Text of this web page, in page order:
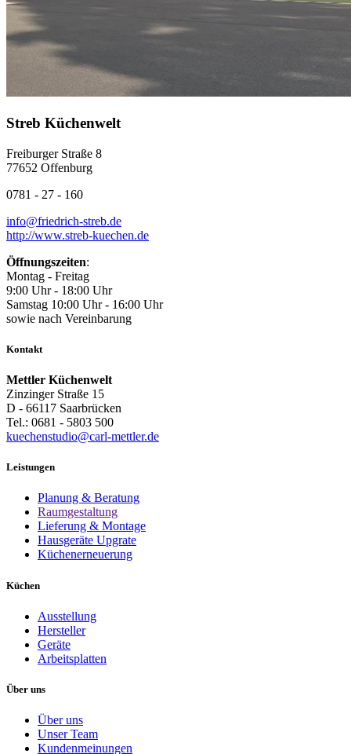
Streb Küchenwelt
Freiburger Straße 8
77652 Offenburg
0781 - 27 - 160
info@friedrich-streb.de
http://www.streb-kuechen.de
Öffnungszeiten:
Montag - Freitag
9:00 Uhr - 18:00 Uhr
Samstag 10:00 Uhr - 16:00 Uhr
sowie nach Vereinbarung
Kontakt
Mettler Küchenwelt
Zinzinger Straße 15
D - 66117 Saarbrücken
Tel.: 0681 - 5803 500
kuechenstudio@carl-mettler.de
Leistungen
Planung & Beratung
Raumgestaltung
Lieferung & Montage
Hausgeräte Upgrate
Küchenerneuerung
Küchen
Ausstellung
Hersteller
Geräte
Arbeitsplatten
Über uns
Über uns
Unser Team
Kundenmeinungen